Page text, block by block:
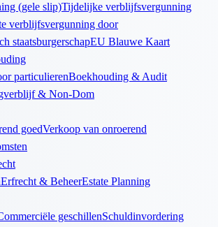
(gele slip)Tijdelijke verblijfsvergunning
verblijfsvergunning door
staatsburgerschapEU Blauwe Kaart
particulierenBoekhouding & Audit
& Non-Dom
goedVerkoop van onroerend
Erfrecht & BeheerEstate Planning
geschillenSchuldinvordering